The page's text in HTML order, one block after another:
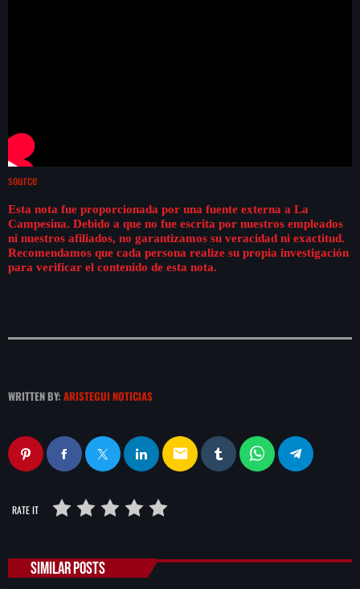
source
Esta nota fue proporcionada por una fuente externa a La
Campesina. Debido a que no fue escrita por nuestros empleados
ni nuestros afiliados, no garantizamos su veracidad ni exactitud.
Recomendamos que cada persona realize su propia investigación
para verificar el contenido de esta nota.
WRITTEN BY: ARISTEGUI NOTICIAS
email
RATE IT
SIMILAR POSTS